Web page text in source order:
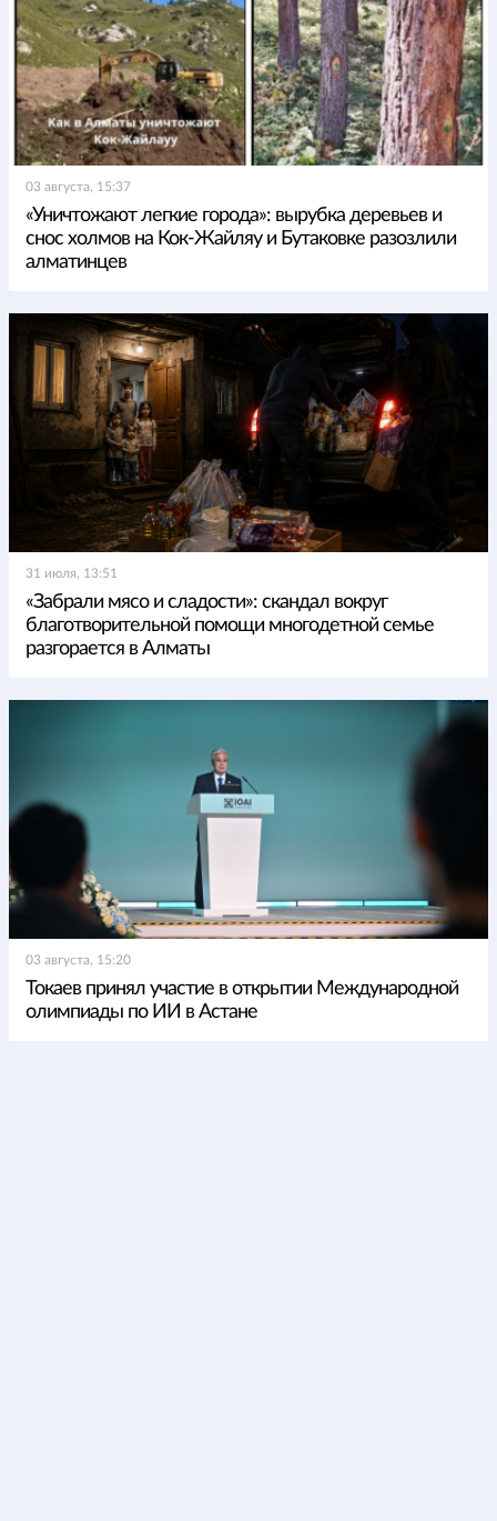
03 августа, 15:37
«Уничтожают легкие города»: вырубка деревьев и
снос холмов на Кок-Жайляу и Бутаковке разозлили
алматинцев
31 июля, 13:51
«Забрали мясо и сладости»: скандал вокруг
благотворительной помощи многодетной семье
разгорается в Алматы
03 августа, 15:20
Токаев принял участие в открытии Международной
олимпиады по ИИ в Астане